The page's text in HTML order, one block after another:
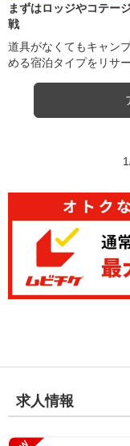
まずはロッジやコテー
戦
道具がなくてもキャン
める宿泊タイプをリサ
求人情報